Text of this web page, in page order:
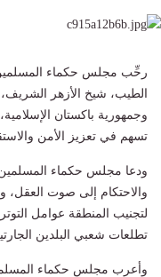
رحِّب مجلس حكماء المسلمين
الطيب، شيخ الأزهر الشريف،
وجمهورية باكستان
تسهم في تعزيز الأمن
ودعا مجلس حكماء المسلمين
والاحتكام إلى صوت العقل،
لتجنيب المنطقة عوامل
تطلعات شعبي البلدين
وأعرب مجلس حكماء